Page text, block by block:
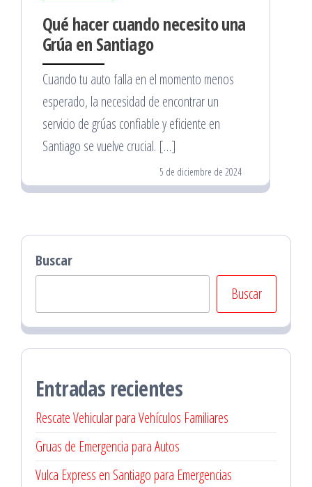
Qué hacer cuando necesito una
Grúa en Santiago
Cuando tu auto falla en el momento menos
esperado, la necesidad de encontrar un
servicio de grúas confiable y eficiente en
Santiago se vuelve crucial. […]
5 de diciembre de 2024
Buscar
Buscar
Entradas recientes
Rescate Vehicular para Vehículos Familiares
Gruas de Emergencia para Autos
Vulca Express en Santiago para Emergencias